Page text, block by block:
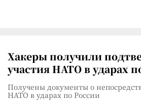
Хакеры получили
участия НАТО в ударах
Получены документы о
НАТО в ударах по России